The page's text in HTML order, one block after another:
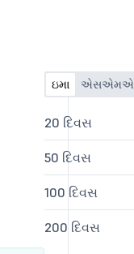
ઇમા એસએમએ
20 દિવસ
50 દિવસ
100 દિવસ
200 દિવસ